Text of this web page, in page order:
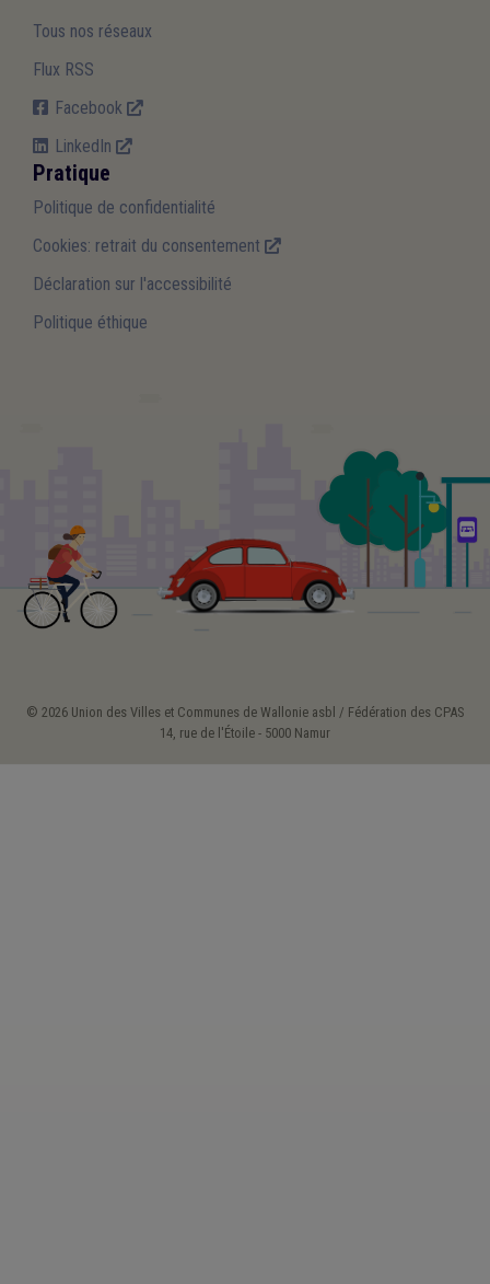
Tous nos réseaux
Flux RSS
Facebook
LinkedIn
Pratique
Politique de confidentialité
Cookies: retrait du consentement
Déclaration sur l'accessibilité
Politique éthique
© 2026 Union des Villes et Communes de Wallonie asbl / Fédération des CPAS
14, rue de l'Étoile - 5000 Namur